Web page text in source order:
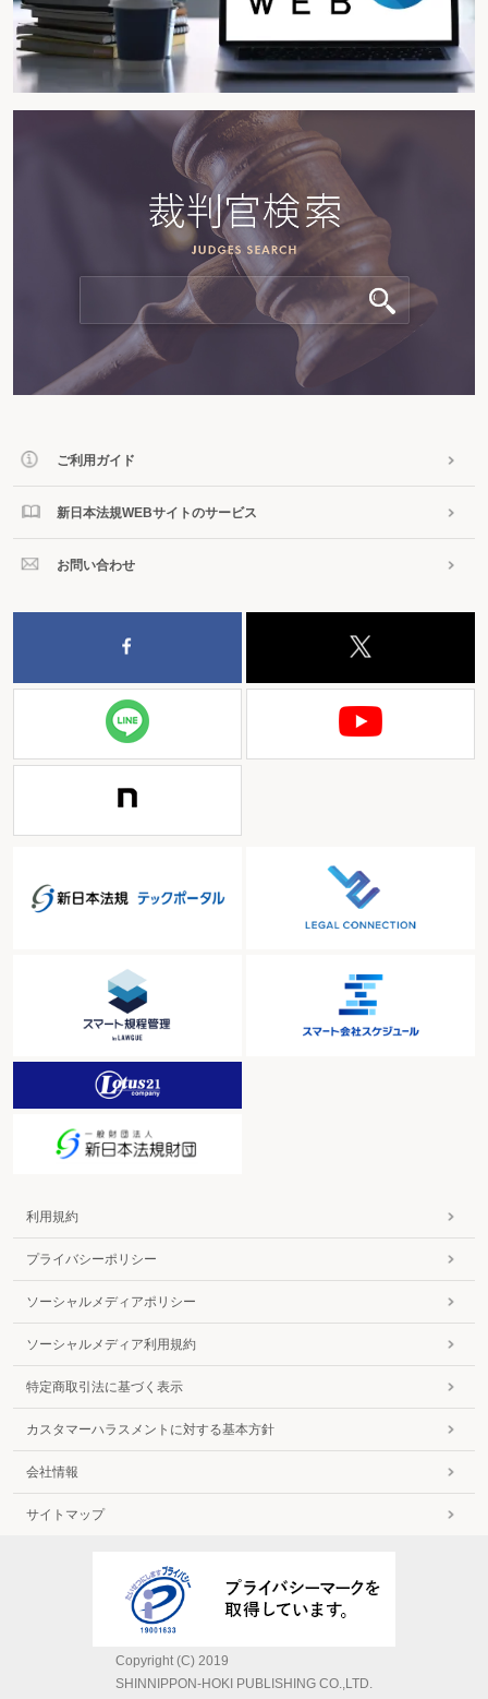
ご利用ガイド
新日本法規WEBサイトのサービス
お問い合わせ
利用規約
プライバシーポリシー
ソーシャルメディアポリシー
ソーシャルメディア利用規約
特定商取引法に基づく表示
カスタマーハラスメントに対する基本方針
会社情報
サイトマップ
Copyright (C) 2019
SHINNIPPON-HOKI PUBLISHING CO.,LTD.